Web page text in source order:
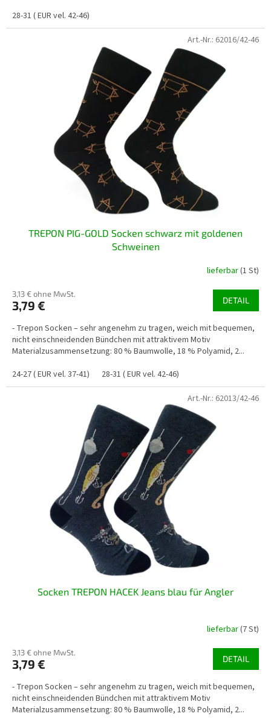
28-31 ( EUR vel. 42-46)
TREPON PIG-GOLD Socken schwarz mit goldenen
Schweinen
lieferbar(1 St)
3,13 € ohne MwSt.
3,79 € DETAIL
- Trepon Socken – sehr angenehm zu tragen, weich mit bequemen,
nicht einschneidenden Bündchen mit attraktivem Motiv
Materialzusammensetzung: 80 % Baumwolle, 18 % Polyamid, 2...
24-27 ( EUR vel. 37-41)
28-31 ( EUR vel. 42-46)
Art.-Nr.: 62016/42-46
Socken TREPON HACEK Jeans blau für Angler
lieferbar(7 St)
3,13 € ohne MwSt.
3,79 € DETAIL
- Trepon Socken – sehr angenehm zu tragen, weich mit bequemen,
nicht einschneidenden Bündchen mit attraktivem Motiv
Materialzusammensetzung: 80 % Baumwolle, 18 % Polyamid, 2...
Art.-Nr.: 62013/42-46